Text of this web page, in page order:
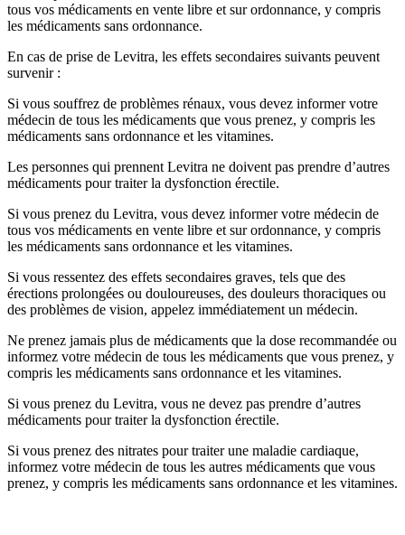
tous vos médicaments en vente libre et sur ordonnance, y compris
les médicaments sans ordonnance.
En cas de prise de Levitra, les effets secondaires suivants peuvent
survenir :
Si vous souffrez de problèmes rénaux, vous devez informer votre
médecin de tous les médicaments que vous prenez, y compris les
médicaments sans ordonnance et les vitamines.
Les personnes qui prennent Levitra ne doivent pas prendre d’autres
médicaments pour traiter la dysfonction érectile.
Si vous prenez du Levitra, vous devez informer votre médecin de
tous vos médicaments en vente libre et sur ordonnance, y compris
les médicaments sans ordonnance et les vitamines.
Si vous ressentez des effets secondaires graves, tels que des
érections prolongées ou douloureuses, des douleurs thoraciques ou
des problèmes de vision, appelez immédiatement un médecin.
Ne prenez jamais plus de médicaments que la dose recommandée ou
informez votre médecin de tous les médicaments que vous prenez, y
compris les médicaments sans ordonnance et les vitamines.
Si vous prenez du Levitra, vous ne devez pas prendre d’autres
médicaments pour traiter la dysfonction érectile.
Si vous prenez des nitrates pour traiter une maladie cardiaque,
informez votre médecin de tous les autres médicaments que vous
prenez, y compris les médicaments sans ordonnance et les vitamines.